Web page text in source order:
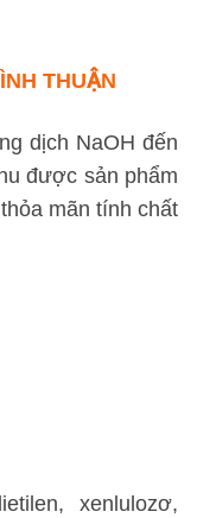
THUẬN
dịch NaOH đến
được sản phẩm
mãn tính chất
xenlulozơ,